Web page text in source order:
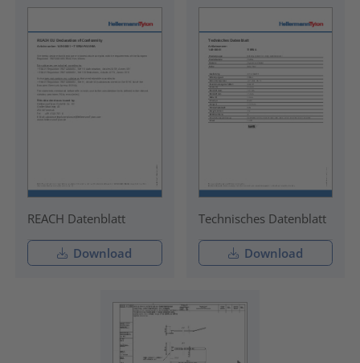
REACH Datenblatt
Download
Technisches Datenblatt
Download